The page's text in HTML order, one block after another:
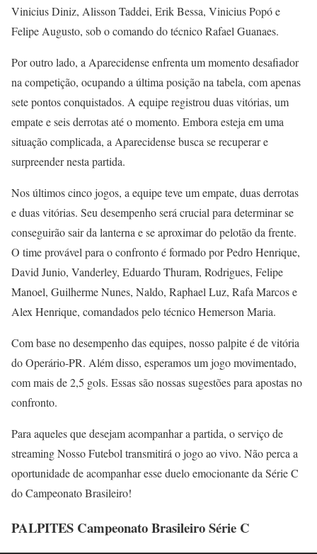
Vinicius Diniz, Alisson Taddei, Erik Bessa, Vinicius Popó e
Felipe Augusto, sob o comando do técnico Rafael Guanaes.
Por outro lado, a Aparecidense enfrenta um momento desafiador
na competição, ocupando a última posição na tabela, com apenas
sete pontos conquistados. A equipe registrou duas vitórias, um
empate e seis derrotas até o momento. Embora esteja em uma
situação complicada, a Aparecidense busca se recuperar e
surpreender nesta partida.
Nos últimos cinco jogos, a equipe teve um empate, duas derrotas
e duas vitórias. Seu desempenho será crucial para determinar se
conseguirão sair da lanterna e se aproximar do pelotão da frente.
O time provável para o confronto é formado por Pedro Henrique,
David Junio, Vanderley, Eduardo Thuram, Rodrigues, Felipe
Manoel, Guilherme Nunes, Naldo, Raphael Luz, Rafa Marcos e
Alex Henrique, comandados pelo técnico Hemerson Maria.
Com base no desempenho das equipes, nosso palpite é de vitória
do Operário-PR. Além disso, esperamos um jogo movimentado,
com mais de 2,5 gols. Essas são nossas sugestões para apostas no
confronto.
Para aqueles que desejam acompanhar a partida, o serviço de
streaming Nosso Futebol transmitirá o jogo ao vivo. Não perca a
oportunidade de acompanhar esse duelo emocionante da Série C
do Campeonato Brasileiro!
PALPITES Campeonato Brasileiro Série C